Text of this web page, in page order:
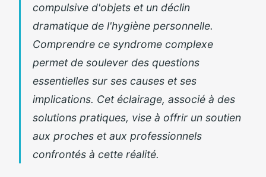
compulsive d'objets et un déclin
dramatique de l'hygiène personnelle.
Comprendre ce syndrome complexe
permet de soulever des questions
essentielles sur ses causes et ses
implications. Cet éclairage, associé à des
solutions pratiques, vise à offrir un soutien
aux proches et aux professionnels
confrontés à cette réalité.